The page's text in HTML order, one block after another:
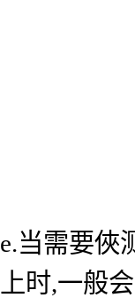
e.当需要俠
上时,一般